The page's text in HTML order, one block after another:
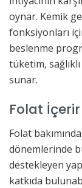
oynar. Kemik
fonksiyonları
beslenme
tüketim,
sunar.
Folat
Folat
dönemlerinde
destekleyen
katkıda